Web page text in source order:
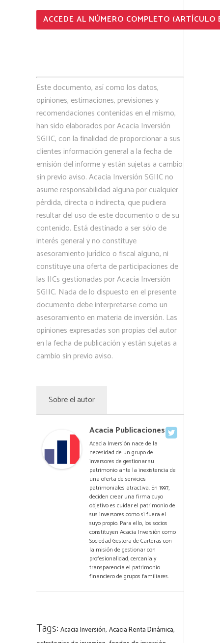
ACCEDE AL NÚMERO COMPLETO
Este documento, así como los datos,
opiniones, estimaciones, previsiones y
recomendaciones contenidas en el mismo,
han sido elaborados por Acacia Inversión
SGIIC, con la finalidad de proporcionar a sus
clientes información general a la fecha de
emisión del informe y están sujetas a cambio
sin previo aviso. Acacia Inversión SGIIC no
asume responsabilidad alguna por cualquier
pérdida, directa o indirecta, que pudiera
resultar del uso de este documento o de su
contenido. Está destinado a ser sólo de
interés general y no constituye
asesoramiento jurídico o fiscal alguno, ni
constituye una oferta de participaciones de
las IICs gestionadas por Acacia Inversión
SGIIC. Nada de lo dispuesto en el presente
documento debe interpretarse como un
asesoramiento en materia de inversión. Las
opiniones expresadas son propias del autor
en la fecha de publicación y están sujetas a
cambio sin previo aviso.
Sobre el autor
Acacia Publicaciones
Acacia Inversión nace de la
necesidad de un grupo de
inversores de gestionar su
patrimonio ante la inexistencia de
una oferta de servicios
patrimoniales atractiva. En 1997,
deciden crear una firma cuyo
objetivo es cuidar el patrimonio de
sus inversores como si fuera el
suyo propio. Para ello, los socios
constituyen Acacia Inversión como
Sociedad Gestora de Carteras con
la misión de gestionar con
profesionalidad, cercanía y
transparencia el patrimonio
financiero de grupos familiares.
Tags: Acacia Inversión, Acacia Renta Dinámica,